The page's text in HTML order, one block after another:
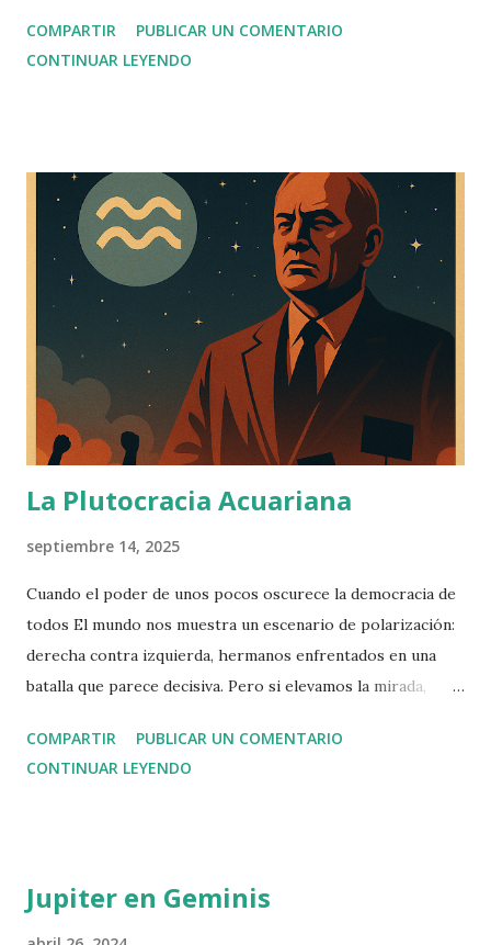
COMPARTIR
PUBLICAR UN COMENTARIO
CONTINUAR LEYENDO
La Plutocracia Acuariana
septiembre 14, 2025
Cuando el poder de unos pocos oscurece la democracia de
todos El mundo nos muestra un escenario de polarización:
derecha contra izquierda, hermanos enfrentados en una
batalla que parece decisiva. Pero si elevamos la mirada,
esencial se libra arriba, en las alturas donde se concentra la
riqueza y el poder. Basta con poseer un millón doscientos
el 0,1 % controla más del 20 % de toda la riqueza mundial ,
COMPARTIR
PUBLICAR UN COMENTARIO
CONTINUAR LEYENDO
Jupiter en Geminis